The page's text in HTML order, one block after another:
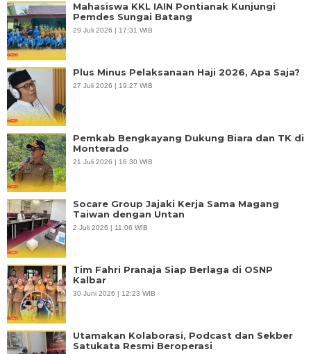
Mahasiswa KKL IAIN Pontianak Kunjungi
Pemdes Sungai Batang
29 Juli 2026 | 17:31 WIB
Plus Minus Pelaksanaan Haji 2026, Apa Saja?
27 Juli 2026 | 19:27 WIB
Pemkab Bengkayang Dukung Biara dan TK di
Monterado
21 Juli 2026 | 16:30 WIB
Socare Group Jajaki Kerja Sama Magang
Taiwan dengan Untan
2 Juli 2026 | 11:06 WIB
Tim Fahri Pranaja Siap Berlaga di OSNP
Kalbar
30 Juni 2026 | 12:23 WIB
Utamakan Kolaborasi, Podcast dan Sekber
Satukata Resmi Beroperasi